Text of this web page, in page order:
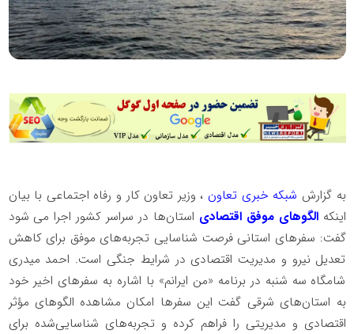
به گزارش شبکه خبری تعاون ، وزیر تعاون کار و رفاه اجتماعی با بیان
اینکه الگوهای موفق اقتصادی استان‌ها در سراسر کشور اجرا می شود
گفت: سفرهای استانی فرصت شناسایی تجربه‌های موفق برای کاهش
تعدیل نیرو و مدیریت اقتصادی در شرایط جنگی است. احمد میدری
شامگاه سه شنبه در برنامه «من ایرانم» با اشاره به سفرهای اخیر خود
به استان‌های شرقی گفت این سفرها امکان مشاهده الگوهای مؤثر
اقتصادی و مدیریتی را فراهم کرده و تجربه‌های شناسایی‌شده برای